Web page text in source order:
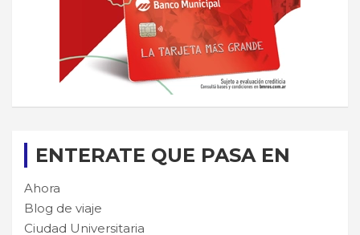
ENTERATE QUE PASA EN
Ahora
Blog de viaje
Ciudad Universitaria